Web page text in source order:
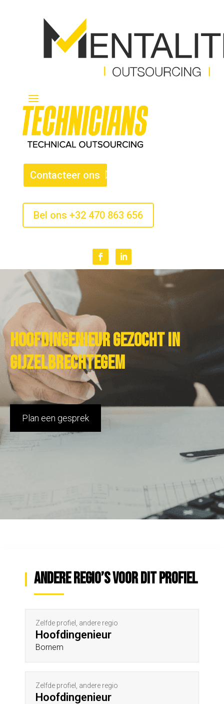
Contacteer ons
Bel ons +32 470 863 656
Hoofdingenieur gezocht in
Gijzelbrechtegem
Plan een gesprek
Andere regio’s voor dit profiel
Zelfde profiel, andere regio
Hoofdingenieur
Bornem
Zelfde profiel, andere regio
Hoofdingenieur